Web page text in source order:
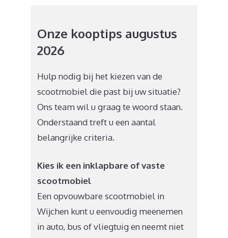
Onze kooptips augustus
2026
Hulp nodig bij het kiezen van de
scootmobiel die past bij uw situatie?
Ons team wil u graag te woord staan.
Onderstaand treft u een aantal
belangrijke criteria.
Kies ik een inklapbare of vaste
scootmobiel
Een opvouwbare scootmobiel in
Wijchen kunt u eenvoudig meenemen
in auto, bus of vliegtuig en neemt niet